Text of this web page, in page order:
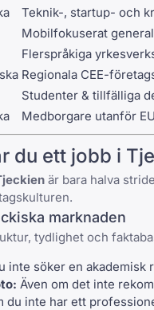
Teknik-, startup- och
Mobilfokuserat
Flerspråkiga
Regionala CEE-
Studenter & tillfälliga
Medborgare utanför
du ett jobb i
är bara halva
marknaden
tydlighet och
inte söker en
Även om det inte
du inte har ett